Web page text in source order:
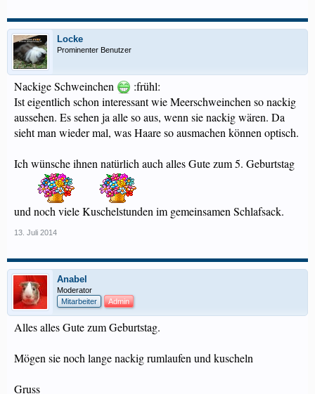
Locke
Prominenter Benutzer
Nackige Schweinchen
:frühl:
Ist eigentlich schon interessant wie Meerschweinchen so nackig
aussehen. Es sehen ja alle so aus, wenn sie nackig wären. Da
sieht man wieder mal, was Haare so ausmachen können optisch.
Ich wünsche ihnen natürlich auch alles Gute zum 5. Geburtstag
und noch viele Kuschelstunden im gemeinsamen Schlafsack.
13. Juli 2014
Anabel
Moderator
Mitarbeiter
Admin
Alles alles Gute zum Geburtstag.
Mögen sie noch lange nackig rumlaufen und kuscheln
Gruss